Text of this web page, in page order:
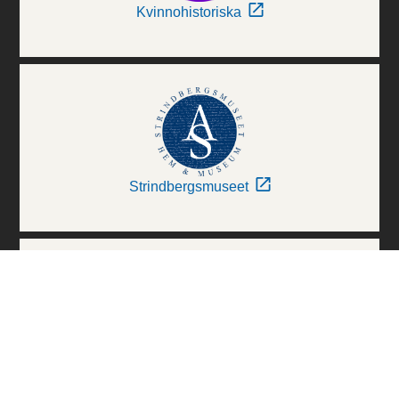
Kvinnohistoriska
Strindbergsmuseet